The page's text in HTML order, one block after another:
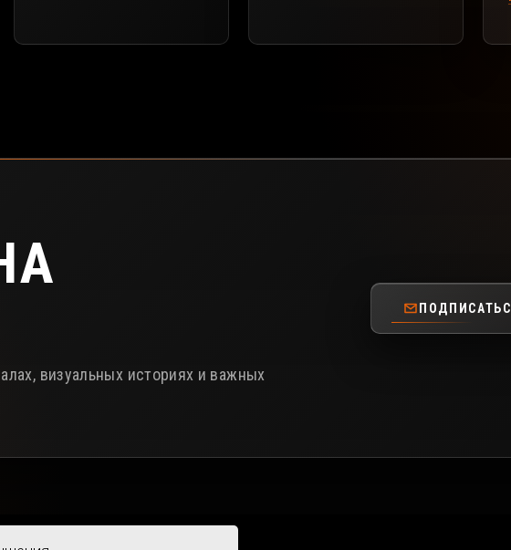
визуальных историях и важных